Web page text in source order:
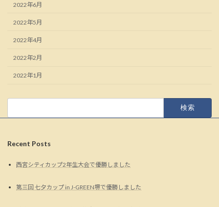
2022年6月
2022年5月
2022年4月
2022年2月
2022年1月
Recent Posts
西宮シティカップ2年生大会で優勝しました
第三回 七夕カップ in J-GREEN堺で優勝しました